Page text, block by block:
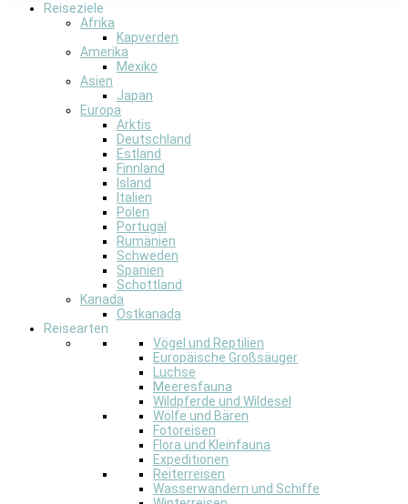
Reiseziele
Afrika
Kapverden
Amerika
Mexiko
Asien
Japan
Europa
Arktis
Deutschland
Estland
Finnland
Island
Italien
Polen
Portugal
Rumänien
Schweden
Spanien
Schottland
Kanada
Ostkanada
Reisearten
Vögel und Reptilien
Europäische Großsäuger
Luchse
Meeresfauna
Wildpferde und Wildesel
Wölfe und Bären
Fotoreisen
Flora und Kleinfauna
Expeditionen
Reiterreisen
Wasserwandern und Schiffe